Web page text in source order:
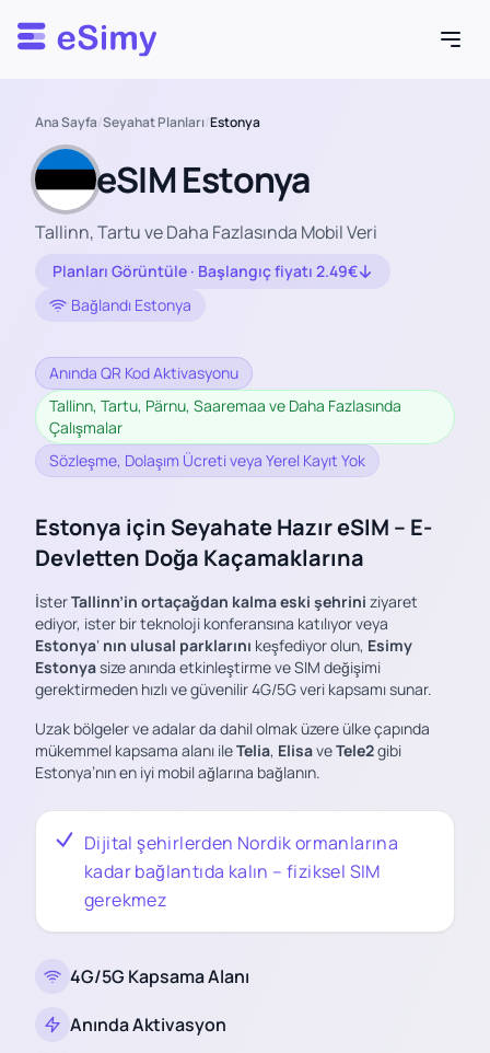
Esimy
Ana Sayfa/Seyahat Planları/Estonya
eSIM Estonya
Tallinn, Tartu ve Daha Fazlasında Mobil Veri
Planları Görüntüle · Başlangıç fiyatı 2.49€
Bağlandı Estonya
Anında QR Kod Aktivasyonu
Tallinn, Tartu, Pärnu, Saaremaa ve Daha Fazlasında
Çalışmalar
Sözleşme, Dolaşım Ücreti veya Yerel Kayıt Yok
Estonya için Seyahate Hazır eSIM – E-
Devletten Doğa Kaçamaklarına
İsterTallinn’in ortaçağdan kalma eski şehrini ziyaret
ediyor, ister bir teknoloji konferansına katılıyor veya
Estonya‘ nın ulusal parklarını keşfediyor olun, Esimy
Estonyasize anında etkinleştirme ve SIM değişimi
gerektirmeden hızlı ve güvenilir 4G/5G veri kapsamı sunar.
Uzak bölgeler ve adalar da dahil olmak üzere ülke çapında
mükemmel kapsama alanı ileTelia, ElisaveTele2gibi
Estonya’nın en iyi mobil ağlarına bağlanın.
Dijital şehirlerden Nordik ormanlarına
kadar bağlantıda kalın – fiziksel SIM
gerekmez
4G/5G Kapsama Alanı
Anında Aktivasyon